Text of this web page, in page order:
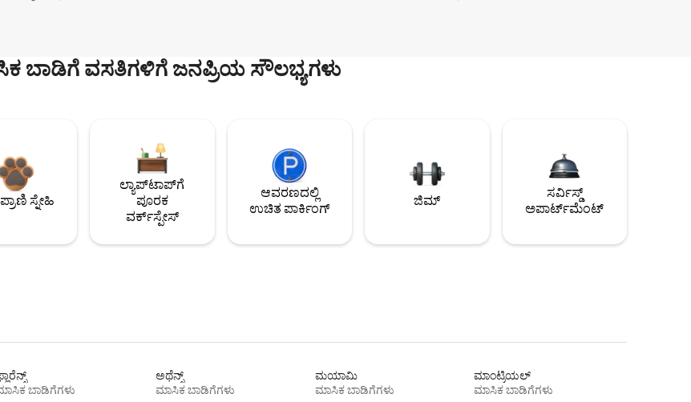
ಬಾಡಿಗೆ ವಸತಿಗಳಿಗೆ ಜನಪ್ರಿಯ ಸೌಲಭ್ಯಗಳು
ಸ್ನೇಹಿ
ಲ್ಯಾಪ್‌ಟಾಪ್‌ಗೆ
ಪೂರಕ
ವರ್ಕ್‌ಸ್ಪೇಸ್
ಆವರಣದಲ್ಲಿ
ಉಚಿತ ಪಾರ್ಕಿಂಗ್
ಜಿಮ್
ಸರ್ವಿಸ್ಡ್
ಅಪಾರ್ಟ್‌ಮೆಂಟ್
ಬಾಡಿಗೆಗಳು
ಅಥೆನ್ಸ್
ಮಾಸಿಕ ಬಾಡಿಗೆಗಳು
ಮಯಾಮಿ
ಮಾಸಿಕ ಬಾಡಿಗೆಗಳು
ಮಾಂಟ್ರಿಯಲ್
ಮಾಸಿಕ ಬಾಡಿಗೆಗಳು